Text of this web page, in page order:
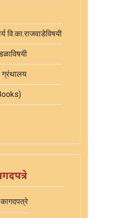
वि.का.राजवाडेविषयी
ग्रंथालय